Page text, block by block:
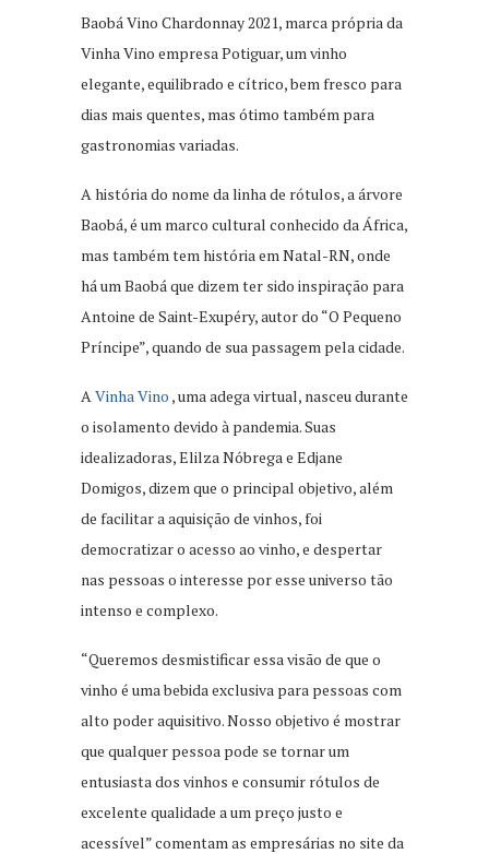
Baobá Vino Chardonnay 2021, marca própria da
Vinha Vino empresa Potiguar, um vinho
elegante, equilibrado e cítrico, bem fresco para
dias mais quentes, mas ótimo também para
gastronomias variadas.
A história do nome da linha de rótulos, a árvore
Baobá, é um marco cultural conhecido da África,
mas também tem história em Natal-RN, onde
há um Baobá que dizem ter sido inspiração para
Antoine de Saint-Exupéry, autor do “O Pequeno
Príncipe”, quando de sua passagem pela cidade.
A Vinha Vino , uma adega virtual, nasceu durante
o isolamento devido à pandemia. Suas
idealizadoras, Elilza Nóbrega e Edjane
Domigos, dizem que o principal objetivo, além
de facilitar a aquisição de vinhos, foi
democratizar o acesso ao vinho, e despertar
nas pessoas o interesse por esse universo tão
intenso e complexo.
“Queremos desmistificar essa visão de que o
vinho é uma bebida exclusiva para pessoas com
alto poder aquisitivo. Nosso objetivo é mostrar
que qualquer pessoa pode se tornar um
entusiasta dos vinhos e consumir rótulos de
excelente qualidade a um preço justo e
acessível” comentam as empresárias no site da